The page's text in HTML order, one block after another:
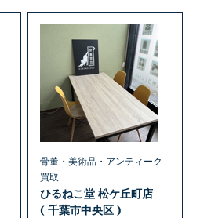
骨董・美術品・アンティーク
買取
ひるねこ堂 松ケ丘町店
( 千葉市中央区 )